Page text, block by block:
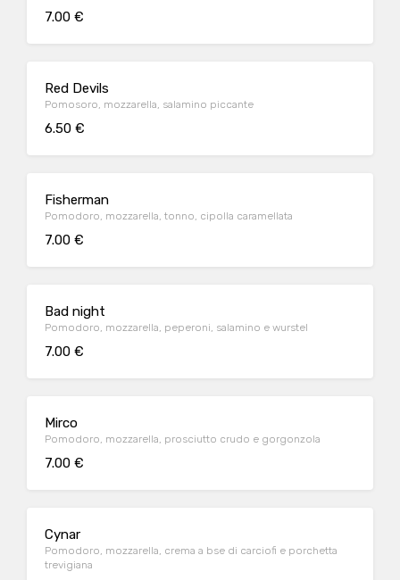
7.00 €
Red Devils
Pomosoro, mozzarella, salamino piccante
6.50 €
Fisherman
Pomodoro, mozzarella, tonno, cipolla caramellata
7.00 €
Bad night
Pomodoro, mozzarella, peperoni, salamino e wurstel
7.00 €
Mirco
Pomodoro, mozzarella, prosciutto crudo e gorgonzola
7.00 €
Cynar
Pomodoro, mozzarella, crema a bse di carciofi e porchetta
trevigiana